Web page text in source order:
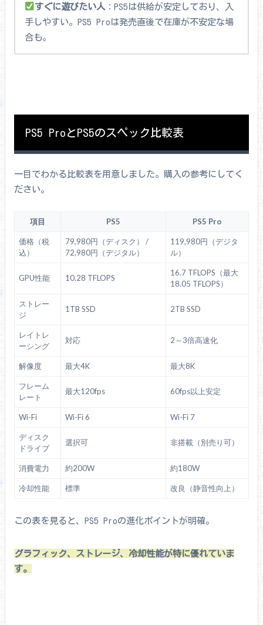
すぐに遊びたい人 ：PS5は供給が安定しており、入
手しやすい。PS5 Proは発売直後で在庫が不安定な場
合も。
PS5 ProとPS5のスペック比較表
一目でわかる比較表を用意しました。購入の参考にしてく
ださい。
項目 PS5 PS5 Pro
価格（税
込）
79,980円（ディスク） /
72,980円（デジタル）
119,980円（デジタ
ル）
GPU性能 10.28 TFLOPS
16.7 TFLOPS（最大
18.05 TFLOPS）
ストレー
ジ
1TB SSD 2TB SSD
レイトレ
ーシング
対応 2～3倍高速化
解像度 最大4K 最大8K
フレーム
レート
最大120fps 60fps以上安定
Wi-Fi Wi-Fi 6 Wi-Fi 7
ディスク
ドライブ
選択可 非搭載（別売り可）
消費電力 約200W 約180W
冷却性能 標準 改良（静音性向上）
この表を見ると、PS5 Proの進化ポイントが明確。
グラフィック、ストレージ、冷却性能が特に優れていま
す。